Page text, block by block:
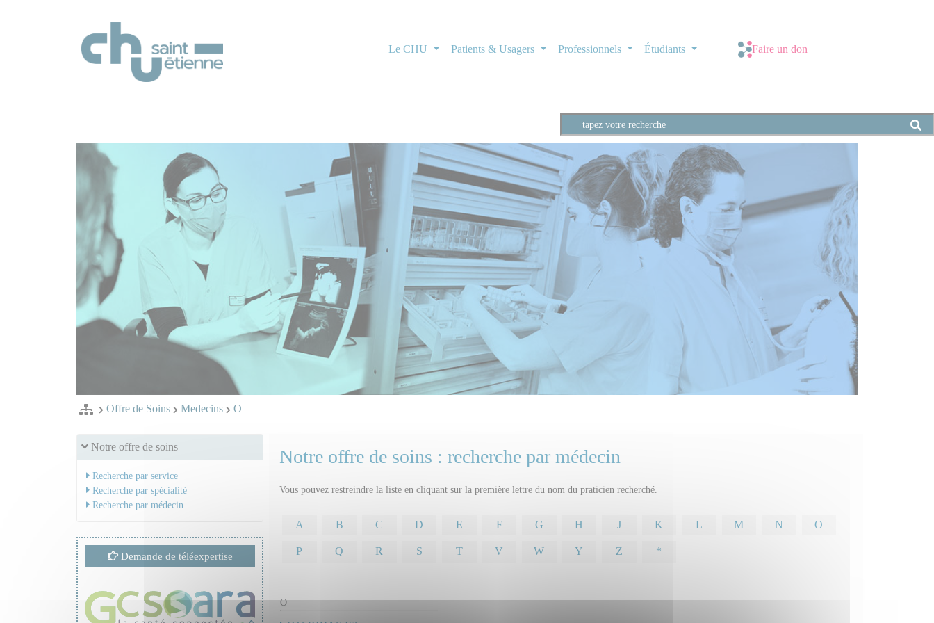
Le CHU Patients & Usagers Professionnels Étudiants Faire un don
Offre de Soins Medecins O
Notre offre de soins
Recherche par service
Recherche par spécialité
Recherche par médecin
Demande de téléexpertise
Notre offre de soins : recherche par médecin
Vous pouvez restreindre la liste en cliquant sur la première lettre du nom du praticien recherché.
A B C D E F G H J K L M N O
P Q R S T V W Y Z *
O